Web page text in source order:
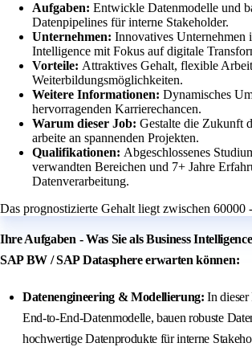
Aufgaben: Entwickle Datenmodelle und
Datenpipelines für interne Stakeholder.
Unternehmen: Innovatives Unternehmen
Intelligence mit Fokus auf digitale
Vorteile: Attraktives Gehalt, flexible
Weiterbildungsmöglichkeiten.
Weitere Informationen: Dynamisches
hervorragenden Karrierechancen.
Warum dieser Job: Gestalte die Zukunft
arbeite an spannenden Projekten.
Qualifikationen: Abgeschlossenes
verwandten Bereichen und 7+ Jahre
Datenverarbeitung.
Das prognostizierte Gehalt liegt zwischen 60000
Ihre Aufgaben - Was Sie als Business
SAP BW / SAP Datasphere erwarten können:
Datenengineering & Modellierung: In dieser
End-to-End-Datenmodelle, bauen robuste
hochwertige Datenprodukte für interne